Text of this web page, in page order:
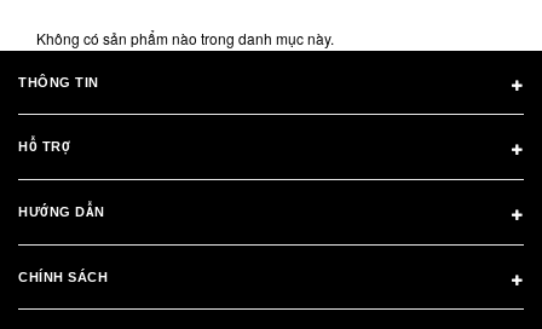
Không có sản phẩm nào trong danh mục này.
THÔNG TIN
HỖ TRỢ
HƯỚNG DẪN
CHÍNH SÁCH